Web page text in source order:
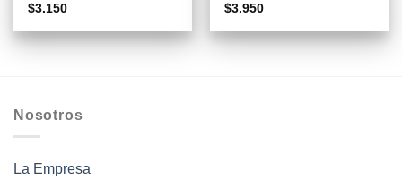
$3.150
$3.950
Nosotros
La Empresa